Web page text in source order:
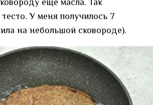
ещё масла. Так
У меня получилось 7
на небольшой сковороде).